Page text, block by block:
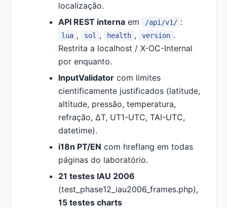
localização.
API REST interna em /api/v1/ :
lua , sol , health , version .
Restrita a localhost / X-OC-Internal
por enquanto.
InputValidator com limites
cientificamente justificados (latitude,
altitude, pressão, temperatura,
refração, ΔT, UT1-UTC, TAI-UTC,
datetime).
i18n PT/EN com hreflang em todas
páginas do laboratório.
21 testes IAU 2006
(test_phase12_iau2006_frames.php),
15 testes charts